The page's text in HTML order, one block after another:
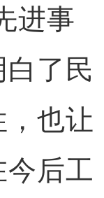
进事
了民
也让
后工